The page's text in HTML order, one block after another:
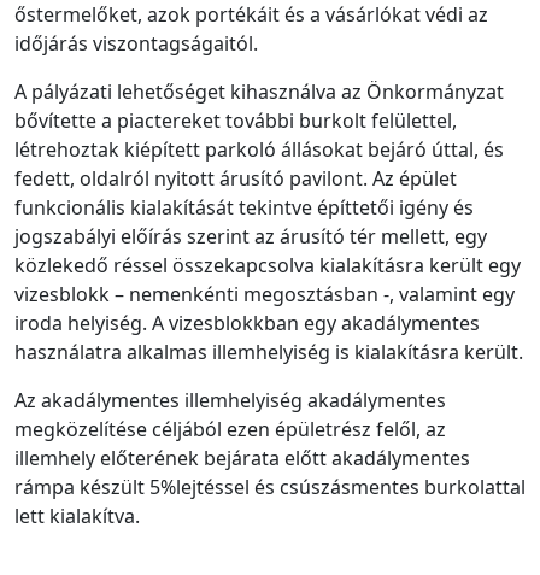
őstermelőket, azok portékáit és a vásárlókat védi az
időjárás viszontagságaitól.
A pályázati lehetőséget kihasználva az Önkormányzat
bővítette a piactereket további burkolt felülettel,
létrehoztak kiépített parkoló állásokat bejáró úttal, és
fedett, oldalról nyitott árusító pavilont. Az épület
funkcionális kialakítását tekintve építtetői igény és
jogszabályi előírás szerint az árusító tér mellett, egy
közlekedő réssel összekapcsolva kialakításra került egy
vizesblokk – nemenkénti megosztásban -, valamint egy
iroda helyiség. A vizesblokkban egy akadálymentes
használatra alkalmas illemhelyiség is kialakításra került.
Az akadálymentes illemhelyiség akadálymentes
megközelítése céljából ezen épületrész felől, az
illemhely előterének bejárata előtt akadálymentes
rámpa készült 5%lejtéssel és csúszásmentes burkolattal
lett kialakítva.